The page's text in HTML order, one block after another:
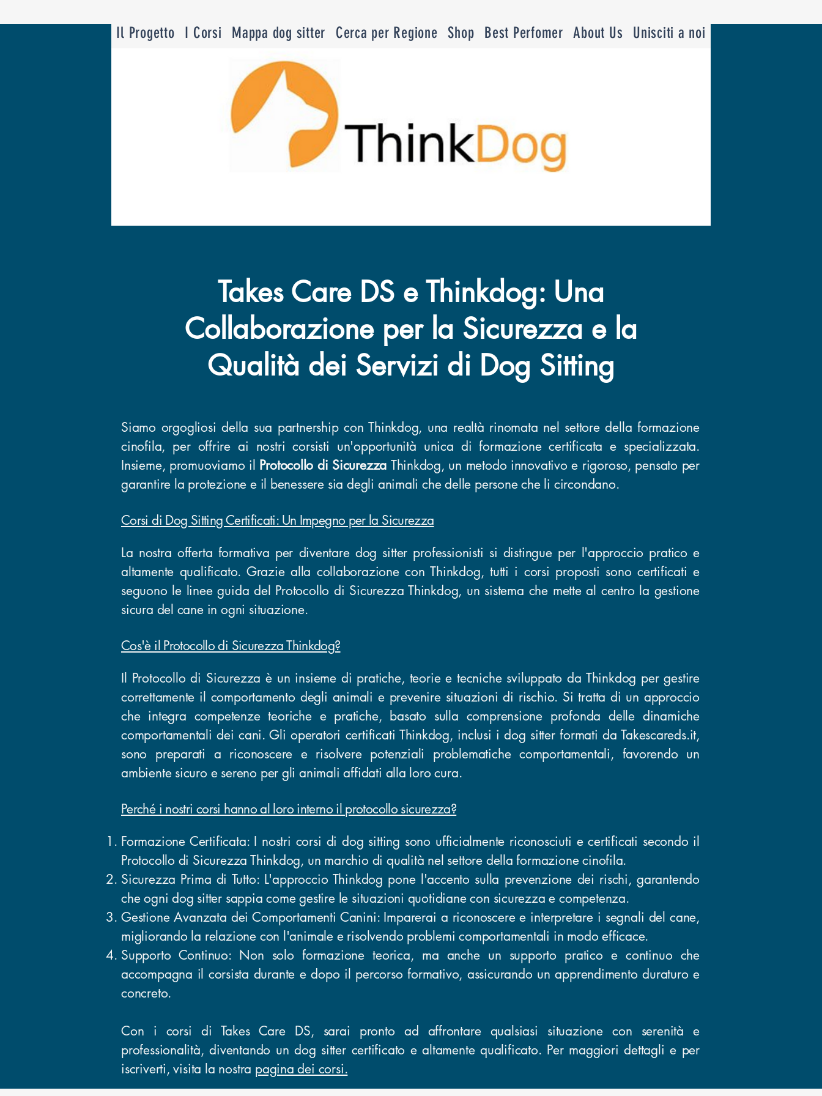
Il Progetto I Corsi Mappa dog sitter Cerca per Regione Shop Best Perfomer About Us Unisciti a noi
Takes Care DS e Thinkdog: Una
Collaborazione per la Sicurezza e la
Qualità dei Servizi di Dog Sitting
Siamo orgogliosi della sua partnership con Thinkdog, una realtà rinomata nel settore della formazione
cinofila, per offrire ai nostri corsisti un'opportunità unica di formazione certificata e specializzata.
Insieme, promuoviamo il Protocollo di Sicurezza Thinkdog, un metodo innovativo e rigoroso, pensato per
garantire la protezione e il benessere sia degli animali che delle persone che li circondano.
Corsi di Dog Sitting Certificati: Un Impegno per la Sicurezza
La nostra offerta formativa per diventare dog sitter professionisti si distingue per l'approccio pratico e
altamente qualificato. Grazie alla collaborazione con Thinkdog, tutti i corsi proposti sono certificati e
seguono le linee guida del Protocollo di Sicurezza Thinkdog, un sistema che mette al centro la gestione
sicura del cane in ogni situazione.
Cos'è il Protocollo di Sicurezza Thinkdog?
Il Protocollo di Sicurezza è un insieme di pratiche, teorie e tecniche sviluppato da Thinkdog per gestire
correttamente il comportamento degli animali e prevenire situazioni di rischio. Si tratta di un approccio
che integra competenze teoriche e pratiche, basato sulla comprensione profonda delle dinamiche
comportamentali dei cani. Gli operatori certificati Thinkdog, inclusi i dog sitter formati da Takescareds.it,
sono preparati a riconoscere e risolvere potenziali problematiche comportamentali, favorendo un
ambiente sicuro e sereno per gli animali affidati alla loro cura.
Perché i nostri corsi hanno al loro interno il protocollo sicurezza?
Formazione Certificata: I nostri corsi di dog sitting sono ufficialmente riconosciuti e certificati secondo il
Protocollo di Sicurezza Thinkdog, un marchio di qualità nel settore della formazione cinofila.
Sicurezza Prima di Tutto: L'approccio Thinkdog pone l'accento sulla prevenzione dei rischi, garantendo
che ogni dog sitter sappia come gestire le situazioni quotidiane con sicurezza e competenza.
Gestione Avanzata dei Comportamenti Canini: Imparerai a riconoscere e interpretare i segnali del cane,
migliorando la relazione con l'animale e risolvendo problemi comportamentali in modo efficace.
Supporto Continuo: Non solo formazione teorica, ma anche un supporto pratico e continuo che
accompagna il corsista durante e dopo il percorso formativo, assicurando un apprendimento duraturo e
concreto.
Con i corsi di Takes Care DS, sarai pronto ad affrontare qualsiasi situazione con serenità e
professionalità, diventando un dog sitter certificato e altamente qualificato. Per maggiori dettagli e per
iscriverti, visita la nostra pagina dei corsi.